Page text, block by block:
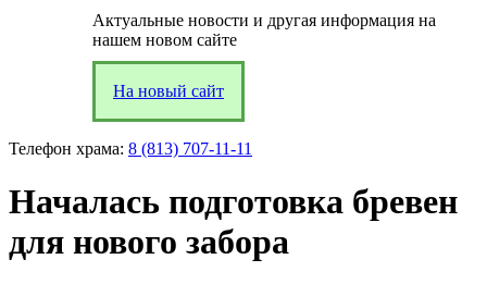
Актуальные новости и другая информация на
нашем новом сайте
На новый сайт
Телефон храма: 8 (813) 707-11-11
Началась подготовка бревен
для нового забора